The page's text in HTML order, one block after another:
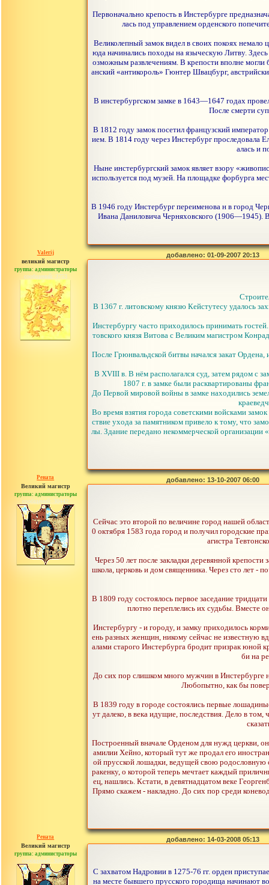
Первоначально крепость в Инстербурге
лась под управлением орденского
Великолепный замок видел в своих покоях немало
юда начинались походы на языческую Литву.
озможным развлечениям. В крепости вполне
анский «антикороль» Гюнтер Швацбург,
В инстербургском замке в 1643—1647 годах
После смерти
В 1812 году замок посетил французский
ием. В 1814 году через Инстербург проследовала
алась и
Ныне инстербургский замок являет взору
используется под музей. На площадке форбурга
В 1946 году Инстербург переименова н в город
Ивана Даниловича Черняховского (1906—1945).
Valerij
великий магистр
группа: администраторы
сообщений: 3753
добавлено: 01-09-2007 20:13
В 1367 г. литовскому князю Кейстутесу удалось
Инстербургу часто приходилось принимать
товского князя Витова с Великим магистром
После Грюнвальдской битвы начался закат
В XVIII в. В нём располагался суд, затем рядом с
1807 г. в замке были расквартированы
До Первой мировой войны в замке находились
Во время взятия города советскими войсками
ствие ухода за памятником привело к тому, что
лы. Здание передано некоммерческой
Рената
Великий магистр
группа: администраторы
сообщений: 30442
добавлено: 13-10-2007 06:00
Сейчас это второй по величине город нашей
0 октября 1583 года город и получил городские
агистра
Через 50 лет после закладки деревянной
школа, церковь и дом священника. Через сто лет -
В 1809 году состоялось первое заседание
плотно переплелись их судьбы. Вместе
Инстербургу - и городу, и замку приходилось
ень разных женщин, никому сейчас не известную
алами старого Инстербурга бродит призрак юной
би на
До сих пор слишком много мужчин в Инстербурге
Любопытно, как бы
В 1839 году в городе состоялись первые
ут далеко, в века идущие, последствия. Дело в
Построенный вначале Орденом для нужд церкви, он
амилии Хейно, который тут же продал его
ой прусской лошадки, ведущей свою
ракенку, о которой теперь мечтает каждый
ец, нашлись. Кстати, в девятнадцатом веке
Прямо скажем - накладно. До сих пор среди
Рената
Великий магистр
группа: администраторы
сообщений: 30442
добавлено: 14-03-2008 05:13
С захватом Надровии в 1275-76 гг. орден
на месте бывшего прусского городища начинают